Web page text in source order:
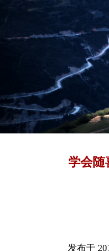
学会随
发布于